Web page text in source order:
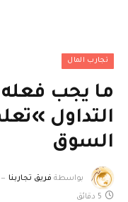
تجارب المال
ما يجب فعله
التداول
السوق
بواسطة فريق تجاربنا
5 دقائق